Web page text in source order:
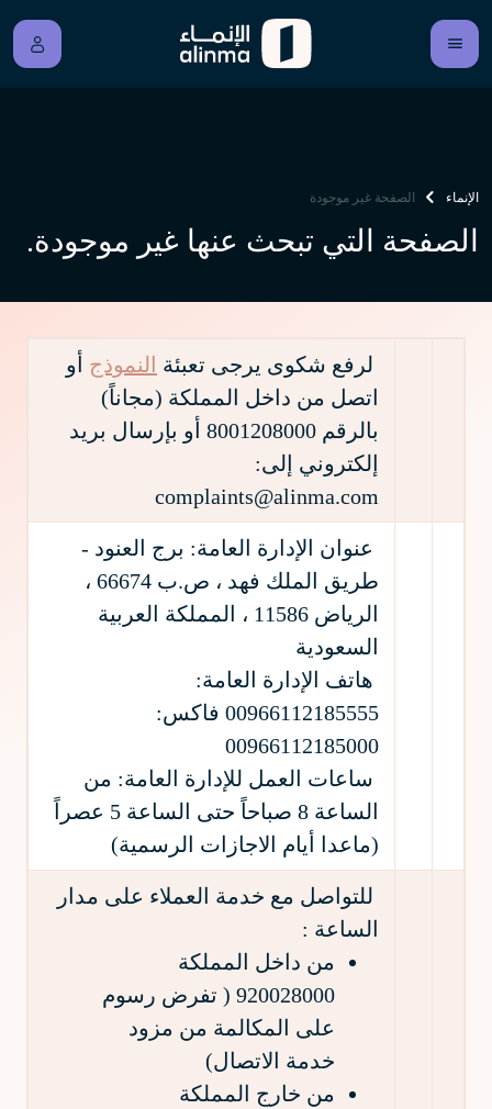
الإنماء الصفحة غير موجودة
الصفحة التي تبحث عنها غير موجودة.
لرفع شكوى يرجى تعبئة النموذج أو
اتصل من داخل المملكة (مجاناً)
بالرقم 8001208000 أو بإرسال بريد
إلكتروني إلى:
complaints@alinma.com
عنوان الإدارة العامة: برج العنود -
طريق الملك فهد ، ص.ب 66674 ،
الرياض 11586 ، المملكة العربية
السعودية
هاتف الإدارة العامة:
00966112185555 فاكس:
00966112185000
ساعات العمل للإدارة العامة: من
الساعة 8 صباحاً حتى الساعة 5 عصراً
(ماعدا أيام الاجازات الرسمية)
للتواصل مع خدمة العملاء على مدار
الساعة :
من داخل المملكة
920028000 ( تفرض رسوم
على المكالمة من مزود
خدمة الاتصال)
من خارج المملكة